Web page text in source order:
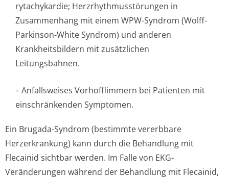
rytachykardie; Herzrhythmusstörun­gen in
Zusammenhang mit einem WPW-Syndrom (Wolff-
Parkinson-White Syndrom) und anderen
Krankheitsbildern mit zusätzlichen
Leitungsbahnen.
– Anfallsweises Vorhofflimmern bei Patienten mit
einschränkenden Symptomen.
Ein Brugada-Syndrom (bestimmte vererbbare
Herzerkrankung) kann durch die Behandlung mit
Flecainid sichtbar werden. Im Falle von EKG-
Veränderungen während der Behandlung mit Flecainid,